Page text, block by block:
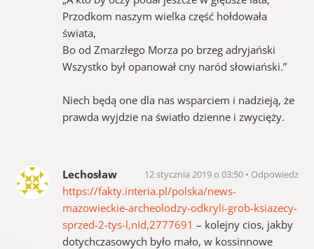
Przodkom naszym wielka część hołdowała
świata,
Bo od Zmarzłego Morza po brzeg adryjański
Wszystko był opanował cny naród słowiański.”
Niech będą one dla nas wsparciem i nadzieją, że
prawda wyjdzie na światło dzienne i zwycięży.
Lechosław 12 stycznia 2019 o 03:50 Odpowiedz
https://fakty.interia.pl/polska/news-
mazowieckie-archeolodzy-odkryli-grob-ksiazecy-
sprzed-2-tys-l,nId,2777691 – kolejny cios, jakby
dotychczasowych było mało, w kossinnowe